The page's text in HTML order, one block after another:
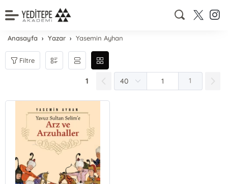
Anasayfa Yazar Yasemin Ayhan
Filtre
1 1